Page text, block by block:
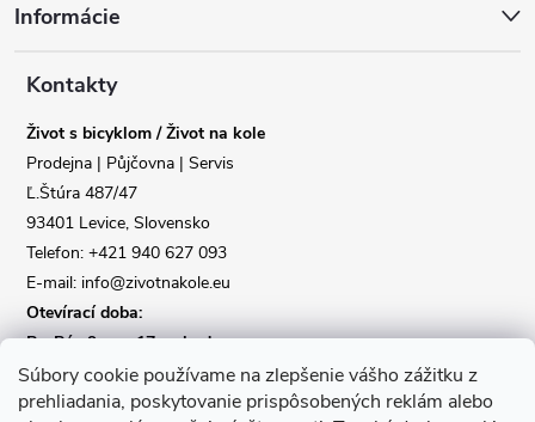
Súbory cookie používame na zlepšenie vášho zážitku z
prehliadania, poskytovanie prispôsobených reklám alebo
pInformácie
Kontakty
Život s bicyklom / Život na kole
Prodejna | Půjčovna | Servis
Ľ.Štúra 487/47
93401 Levice, Slovensko
Telefon: +421 940 627 093
E-mail: info@zivotnakole.eu
Otevírací doba:
Po-Pá : 9,oo - 17,oo hod
So : 9,oo - 12,oo | Ne : Zavřeno